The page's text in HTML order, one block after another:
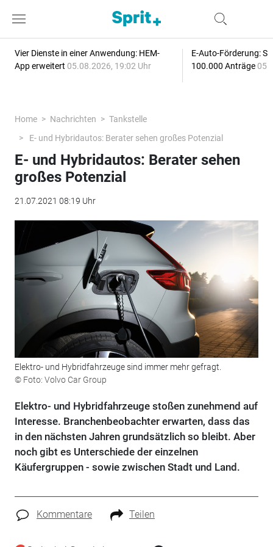
Vier Dienste in einer Anwendung: HEM-
App erweitert 05.08.2026, 19:02 Uhr
E-Auto-Förderung:
100.000 Anträge
Home Nachrichten
Tankstelle
E- und Hybridautos: Berater sehen großes Potenzial
E- und Hybridautos: Berater sehen
großes Potenzial
21.07.2021 08:19 Uhr
Elektro- und Hybridfahrzeuge sind immer mehr gefragt.
© Foto: Volvo Car Group
Elektro- und Hybridfahrzeuge stoßen zunehmend auf
Interesse. Branchenbeobachter erwarten, dass das
in den nächsten Jahren grundsätzlich so bleibt. Aber
noch gibt es Unterschiede der einzelnen
Käufergruppen - sowie zwischen Stadt und Land.
Kommentare Teilen